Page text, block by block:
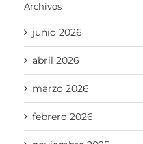
Archivos
junio 2026
abril 2026
marzo 2026
febrero 2026